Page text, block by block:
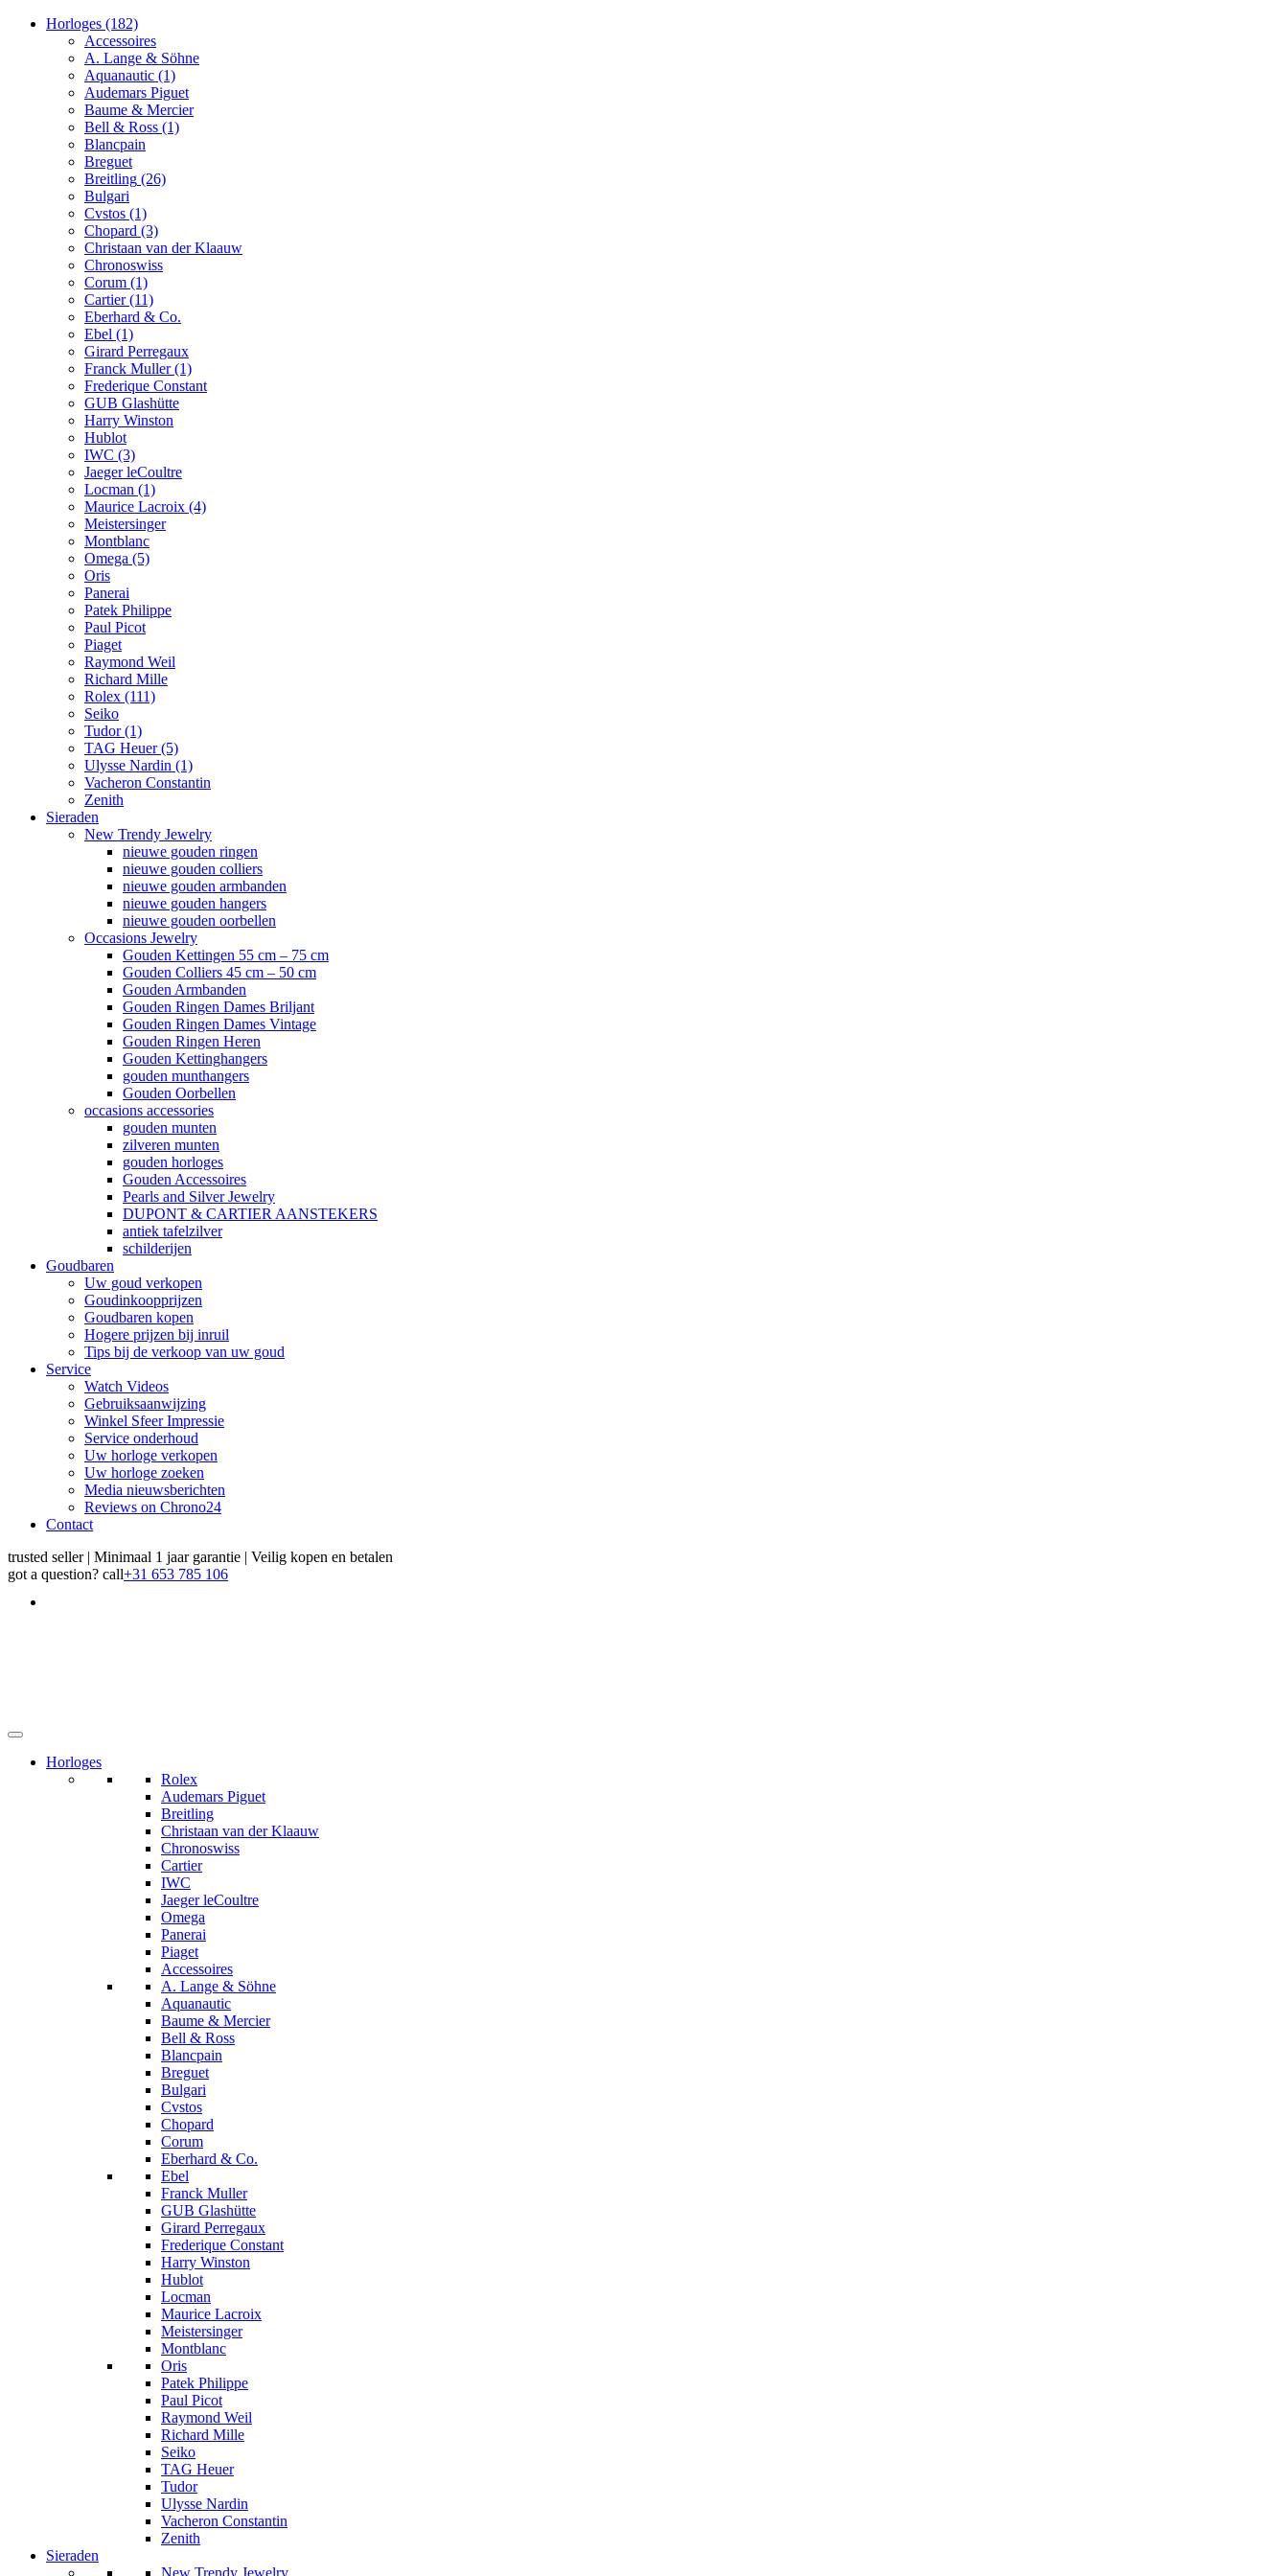
Horloges (182)
Accessoires
A. Lange & Söhne
Aquanautic (1)
Audemars Piguet
Baume & Mercier
Bell & Ross (1)
Blancpain
Breguet
Breitling (26)
Bulgari
Cvstos (1)
Chopard (3)
Christaan van der Klaauw
Chronoswiss
Corum (1)
Cartier(11)
Eberhard & Co.
Ebel (1)
Girard Perregaux
Franck Muller(1)
Frederique Constant
GUB Glashütte
Harry Winston
Hublot
IWC (3)
Jaeger leCoultre
Locman (1)
Maurice Lacroix (4)
Meistersinger
Montblanc
Omega (5)
Oris
Panerai
Patek Philippe
Paul Picot
Piaget
Raymond Weil
Richard Mille
Rolex (111)
Seiko
Tudor(1)
TAG Heuer(5)
Ulysse Nardin (1)
Vacheron Constantin
Zenith
Sieraden
New Trendy Jewelry
nieuwe gouden ringen
nieuwe gouden colliers
nieuwe gouden armbanden
nieuwe gouden hangers
nieuwe gouden oorbellen
Occasions Jewelry
Gouden Kettingen 55 cm – 75 cm
Gouden Colliers 45 cm – 50 cm
Gouden Armbanden
Gouden Ringen Dames Briljant
Gouden Ringen Dames Vintage
Gouden Ringen Heren
Gouden Kettinghangers
gouden munthangers
Gouden Oorbellen
occasions accessories
gouden munten
zilveren munten
gouden horloges
Gouden Accessoires
Pearls and Silver Jewelry
DUPONT & CARTIER AANSTEKERS
antiek tafelzilver
schilderijen
Goudbaren
Uw goud verkopen
Goudinkoopprijzen
Goudbaren kopen
Hogere prijzen bij inruil
Tips bij de verkoop van uw goud
Service
Watch Videos
Gebruiksaanwijzing
Winkel Sfeer Impressie
Service onderhoud
Uw horloge verkopen
Uw horloge zoeken
Media nieuwsberichten
Reviews on Chrono24
Contact
trusted seller | Minimaal 1 jaar garantie | Veilig kopen en betalen
got a question? call+31 653 785 106
Horloges
Rolex
Audemars Piguet
Breitling
Christaan van der Klaauw
Chronoswiss
Cartier
IWC
Jaeger leCoultre
Omega
Panerai
Piaget
Accessoires
A. Lange & Söhne
Aquanautic
Baume & Mercier
Bell & Ross
Blancpain
Breguet
Bulgari
Cvstos
Chopard
Corum
Eberhard & Co.
Ebel
Franck Muller
GUB Glashütte
Girard Perregaux
Frederique Constant
Harry Winston
Hublot
Locman
Maurice Lacroix
Meistersinger
Montblanc
Oris
Patek Philippe
Paul Picot
Raymond Weil
Richard Mille
Seiko
TAG Heuer
Tudor
Ulysse Nardin
Vacheron Constantin
Zenith
Sieraden
New Trendy Jewelry